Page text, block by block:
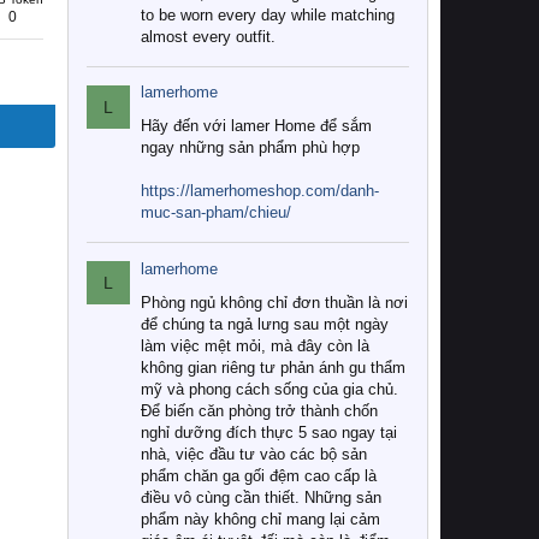
0
to be worn every day while matching
almost every outfit.
L
lamerhome
Hãy đến với lamer Home để sắm
ngay những sản phẩm phù hợp
https://lamerhomeshop.com/danh-
muc-san-pham/chieu/
L
lamerhome
Phòng ngủ không chỉ đơn thuần là nơi
để chúng ta ngả lưng sau một ngày
làm việc mệt mỏi, mà đây còn là
không gian riêng tư phản ánh gu thẩm
mỹ và phong cách sống của gia chủ.
Để biến căn phòng trở thành chốn
nghỉ dưỡng đích thực 5 sao ngay tại
nhà, việc đầu tư vào các bộ sản
phẩm chăn ga gối đệm cao cấp là
điều vô cùng cần thiết. Những sản
phẩm này không chỉ mang lại cảm